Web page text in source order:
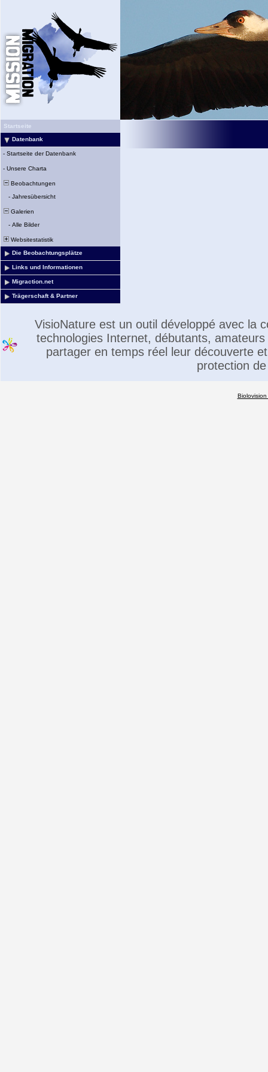
Startseite
Datenbank
- Startseite der Datenbank
- Unsere Charta
Beobachtungen
- Jahresübersicht
Galerien
- Alle Bilder
Websitestatistik
Die Beobachtungsplätze
Links und Informationen
Migraction.net
Trägerschaft & Partner
VisioNature est un outil développé avec la
technologies Internet, débutants,
partager en temps réel leur découverte
protection
Biolovision